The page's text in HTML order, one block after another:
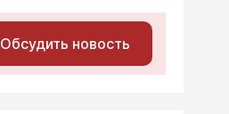
Обсудить новость